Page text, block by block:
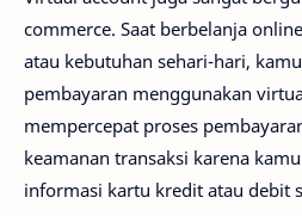
commerce. Saat berbelanja
atau kebutuhan sehari-hari,
pembayaran menggunakan
mempercepat proses
keamanan transaksi karena
informasi kartu kredit atau debit